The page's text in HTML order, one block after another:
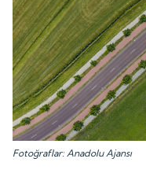
Fotoğraflar: Anadolu Ajansı